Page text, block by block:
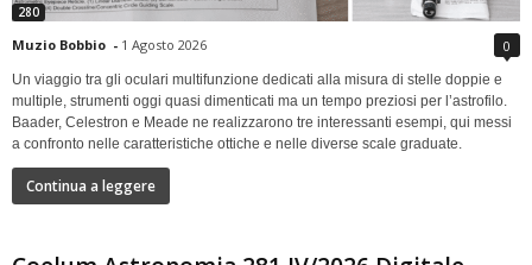
280
Muzio Bobbio - 1 Agosto 2026 0
Un viaggio tra gli oculari multifunzione dedicati alla misura di stelle doppie e
multiple, strumenti oggi quasi dimenticati ma un tempo preziosi per l’astrofilo.
Baader, Celestron e Meade ne realizzarono tre interessanti esempi, qui messi
a confronto nelle caratteristiche ottiche e nelle diverse scale graduate.
Continua a leggere